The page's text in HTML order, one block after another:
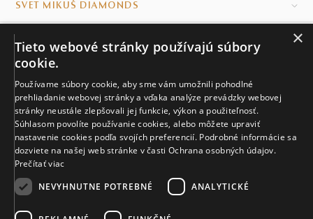
SVET MIKUŠ DIAMONDS
KONTAKT
Naše klenotníctva
Sídlo spoločnosti
×
Tieto webové stránky používajú súbory
cookie.
Používame súbory cookie, aby sme vám umožnili pohodlné
prehliadanie webovej stránky a vďaka analýze prevádzky webovej
stránky neustále zlepšovali jej funkcie, výkon a použiteľnosť.
Súhlasom povolíte používanie cookies, alebo môžete upraviť
nastavenie cookies podľa svojích preferencií. Podrobné informácie sa
dozviete na našej web stránke v časti Ochrana osobných údajov.
Prečítať viac
NEVYHNUTNE POTREBNÉ
ANALYTICKÉ